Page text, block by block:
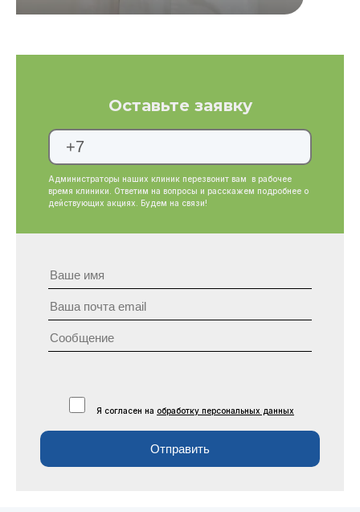
Оставьте заявку
Администраторы наших клиник перезвонит вам в рабочее
время клиники. Ответим на вопросы и расскажем подробнее о
действующих акциях. Будем на связи!
Я согласен на обработку персональных данных
Отправить